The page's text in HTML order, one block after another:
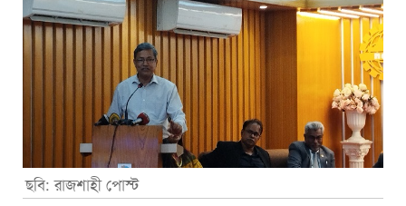
ছবি: রাজশাহী পোস্ট